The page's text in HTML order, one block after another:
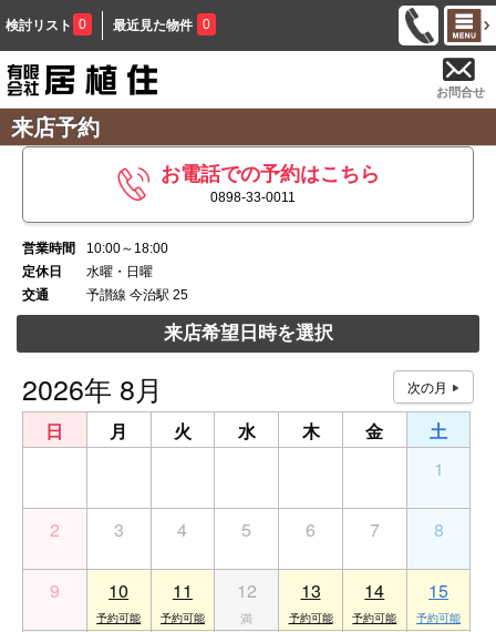
検討リスト 0 最近見た物件 0
お問合せ
来店予約
お電話での予約はこちら
0898-33-0011
営業時間
10:00～18:00
定休日
水曜・日曜
交通
予讃線 今治駅 25
来店希望日時を選択
2026年 8月
日 月 火 水 木 金
土
1
2 3 4 5 6 7 8
9 10 11 12 13 14 15